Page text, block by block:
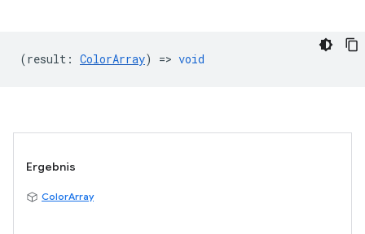
(result : ColorArray) => void
Ergebnis
ColorArray